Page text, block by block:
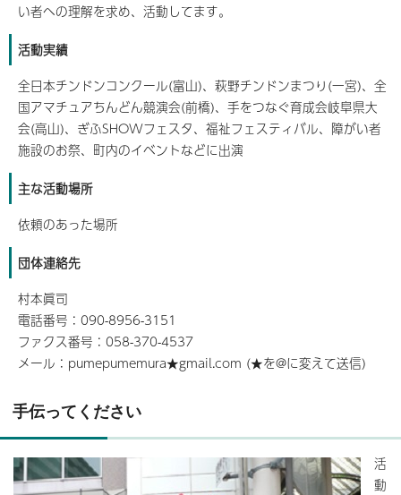
い者への理解を求め、活動してます。
活動実績
全日本チンドンコンクール(富山)、萩野チンドンまつり(一宮)、全
国アマチュアちんどん競演会(前橋)、手をつなぐ育成会岐阜県大
会(高山)、ぎふSHOWフェスタ、福祉フェスティバル、障がい者
施設のお祭、町内のイベントなどに出演
主な活動場所
依頼のあった場所
団体連絡先
村本眞司
電話番号：090-8956-3151
ファクス番号：058-370-4537
メール：pumepumemura★gmail.com (★を@に変えて送信)
手伝ってください
活
動